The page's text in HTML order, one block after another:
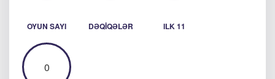
OYUN SAYI DƏQIQƏLƏR ILK 11
0